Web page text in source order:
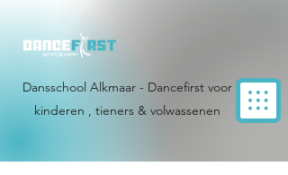
Dansschool Alkmaar - Dancefirst voor
kinderen , tieners & volwassenen